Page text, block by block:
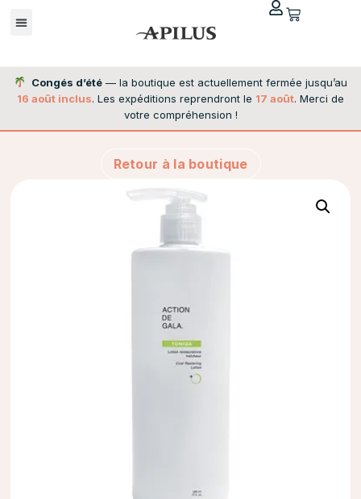
Congés d’été — la boutique est actuellement fermée jusqu’au
16 août inclus. Les expéditions reprendront le 17 août. Merci de
votre compréhension !
Retour à la boutique